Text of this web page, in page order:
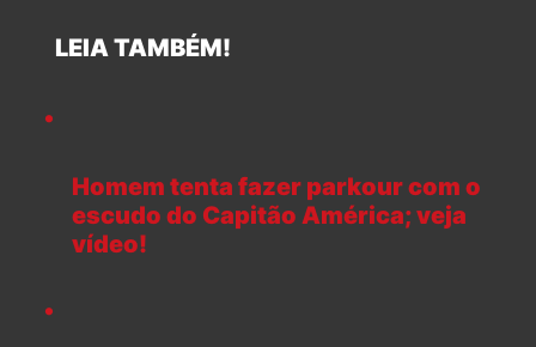
LEIA TAMBÉM!
Homem tenta fazer parkour com o
escudo do Capitão América; veja
vídeo!